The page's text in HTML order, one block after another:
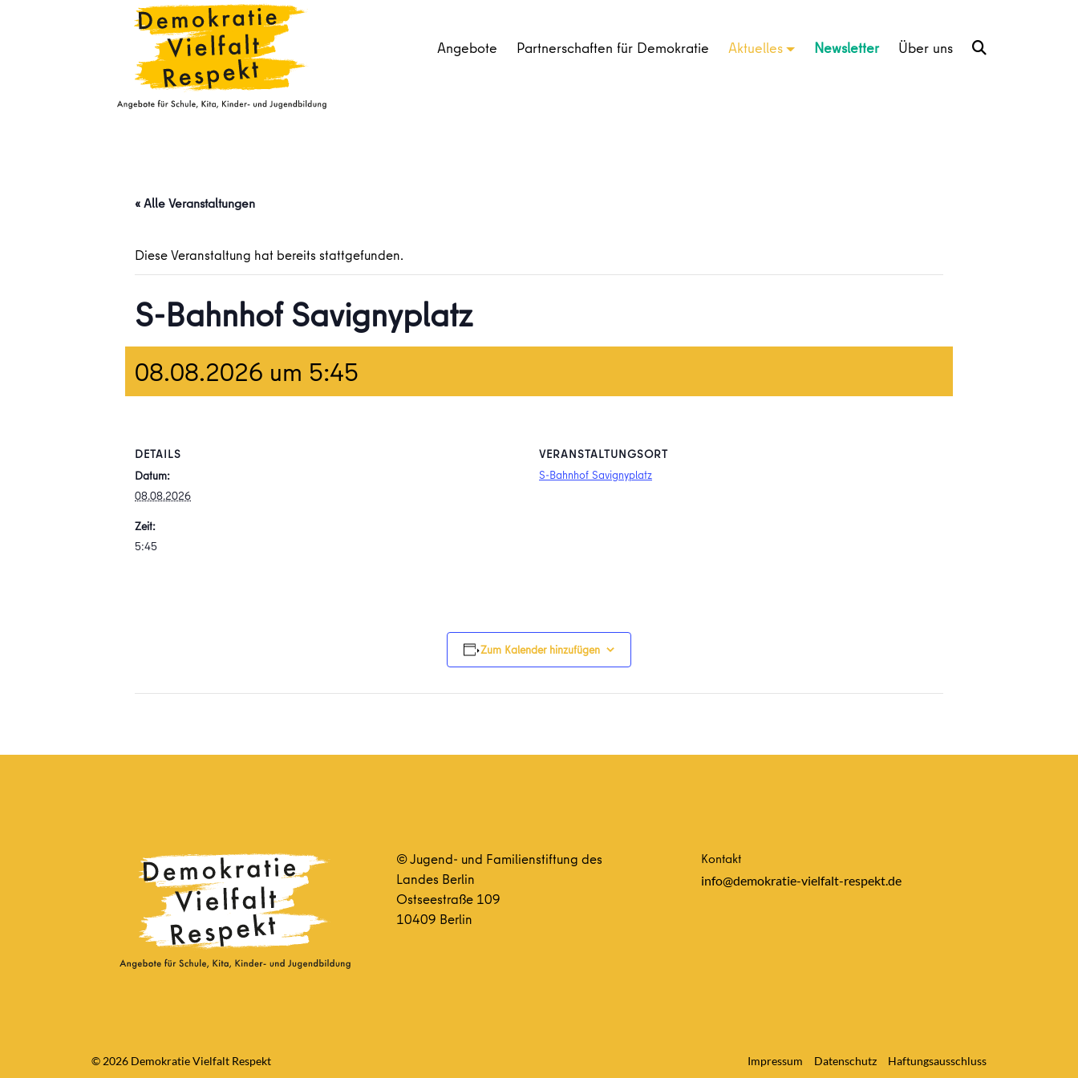
Angebote Partnerschaften für Demokratie Aktuelles Newsletter Über uns
« Alle Veranstaltungen
Diese Veranstaltung hat bereits stattgefunden.
S-Bahnhof Savignyplatz
08.08.2026 um 5:45
DETAILS
Datum:
08.08.2026
Zeit:
5:45
VERANSTALTUNGSORT
S-Bahnhof Savignyplatz
Zum Kalender hinzufügen
© Jugend- und Familienstiftung des
Landes Berlin
Ostseestraße 109
10409 Berlin
Kontakt
info@demokratie-vielfalt-respekt.de
© 2026 Demokratie Vielfalt Respekt Impressum Datenschutz Haftungsausschluss